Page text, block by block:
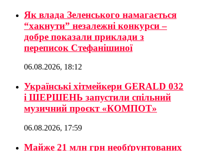
Як влада Зеленського намагається
“хакнути” незалежні конкурси –
добре показали приклади з
переписок Стефанішиної
06.08.2026, 18:12
Українські хітмейкери GERALD 032
і ШЕРШЕНЬ запустили спільний
музичний проєкт «КОМПОТ»
06.08.2026, 17:59
Майже 21 млн грн необґрунтованих